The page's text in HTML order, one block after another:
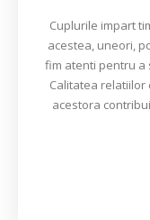
Cuplurile impart
acestea, uneori,
fim atenti pentru a
Calitatea
acestora